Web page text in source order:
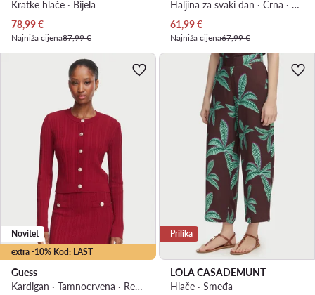
Kratke hlače · Bijela
Trenutna cijena
78,99€
Najniža cijena87,99 €
Haljina za svaki dan · Crna · Mini
Trenutna cijena
61,99€
Najniža cijena67,99 €
extra -10% Kod: LAST
Novitet
Guess
Kardigan · Tamnocrvena · Regular Fit
Prilika
LOLA CASADEMUNT
Hlače · Smeđa